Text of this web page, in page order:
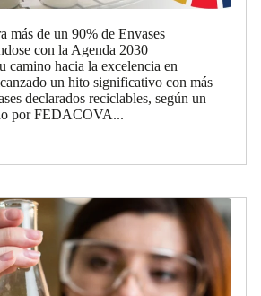
más de un 90% de Envases
con la Agenda 2030
camino hacia la excelencia en
un hito significativo con más
declarados reciclables, según un
por FEDACOVA...